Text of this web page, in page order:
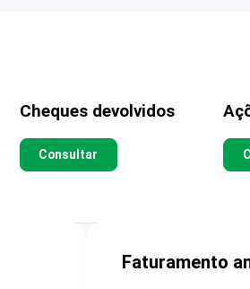
Cheques devolvidos
Consultar
Faturamento